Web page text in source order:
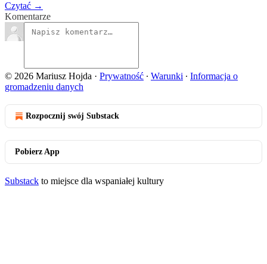
Czytać →
Komentarze
© 2026 Mariusz Hojda · Prywatność ∙ Warunki ∙ Informacja o
gromadzeniu danych
Rozpocznij swój Substack
Pobierz App
Substack to miejsce dla wspaniałej kultury